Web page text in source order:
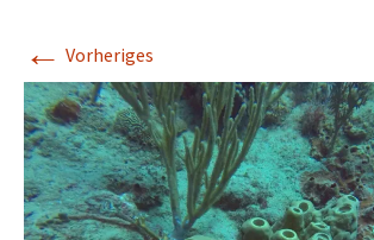
← Vorheriges